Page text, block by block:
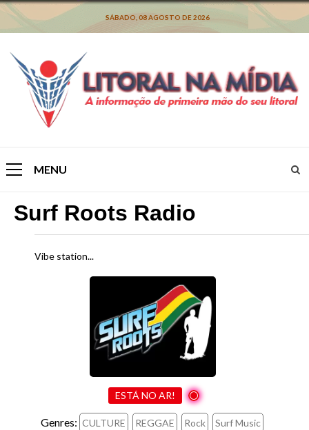
Skip
content
SÁBADO, 08 AGOSTO DE 2026
PrimaryMENU
Surf Roots Radio
Vibe station...
ESTÁ NO AR!
Genres: CULTURE REGGAE Rock Surf Music